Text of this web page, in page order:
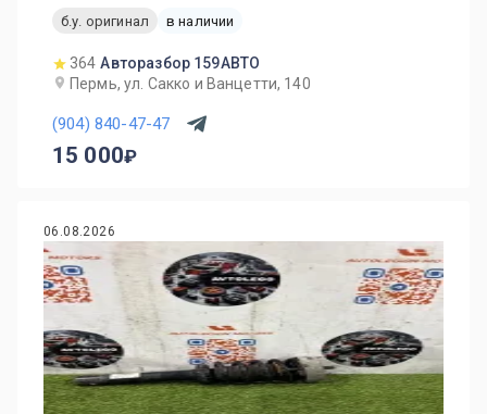
б.у. оригинал
в наличии
364 Авторазбор 159АВТО
Пермь, ул. Сакко и Ванцетти, 140
(904) 840-47-47
15 000
06.08.2026